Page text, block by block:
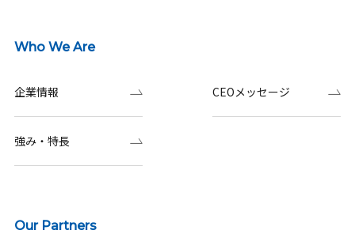
Who We Are
企業情報 CEOメッセージ
強み・特長
Our Partners